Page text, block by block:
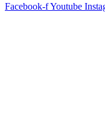
Facebook-fYoutube